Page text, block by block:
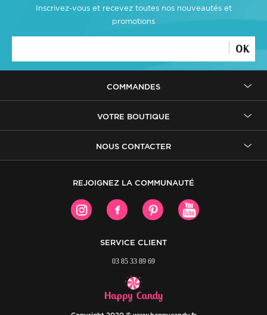
Inscrivez-vous et recevez toutes nos nouveautés et
promotions
OK
COMMANDES
VOTRE BOUTIQUE
NOUS CONTACTER
REJOIGNEZ LA COMMUNAUTÉ
SERVICE CLIENT
03 85 33 89 69